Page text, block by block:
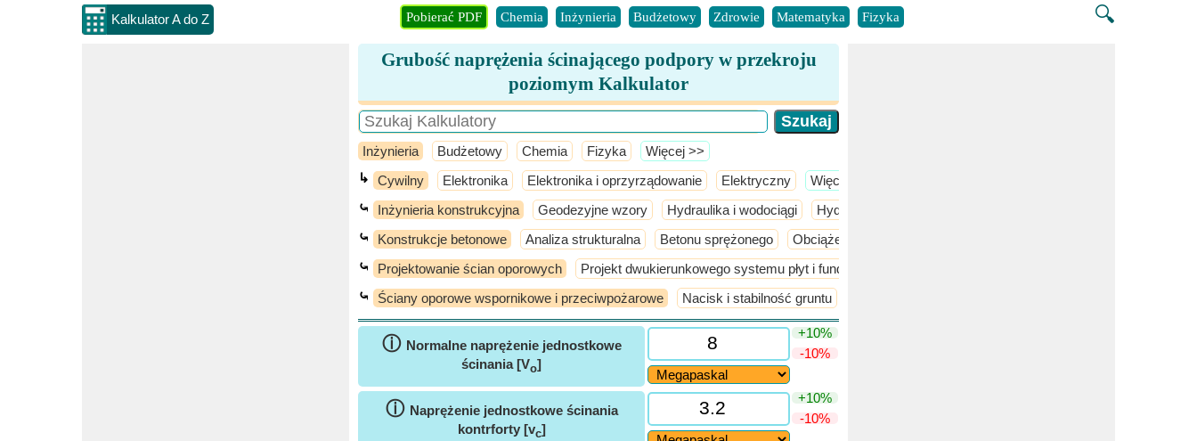
Kalkulator A do Z 🔍
Pobierać PDF Chemia Inżynieria Budżetowy Zdrowie Matematyka Fizyka
Grubość naprężenia ścinającego podpory w przekroju
poziomym Kalkulator
Inżynieria Budżetowy Chemia Fizyka ​Więcej >>
↳ Cywilny Elektronika Elektronika i oprzyrządowanie Elektryczny ​Więcej >>
⤿ Inżynieria konstrukcyjna Geodezyjne wzory Hydraulika i wodociągi Hydrologia inżynierska
⤿ Konstrukcje betonowe Analiza strukturalna Betonu sprężonego Obciążenia na żywo na dachu
⤿ Projektowanie ścian oporowych Projekt dwukierunkowego systemu płyt i fundamentów
⤿ Ściany oporowe wspornikowe i przeciwpożarowe Nacisk i stabilność gruntu
ⓘ Normalne naprężenie jednostkowe
ścinania [Vo]
+10%
-10%
ⓘ Naprężenie jednostkowe ścinania
kontrforty [vc]
+10%
-10%